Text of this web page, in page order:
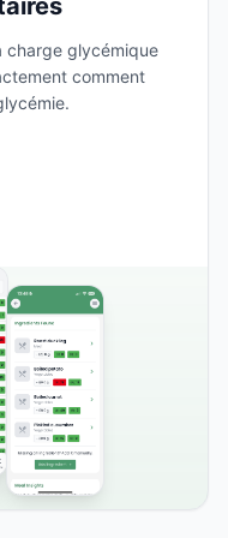
charge glycémique
comment